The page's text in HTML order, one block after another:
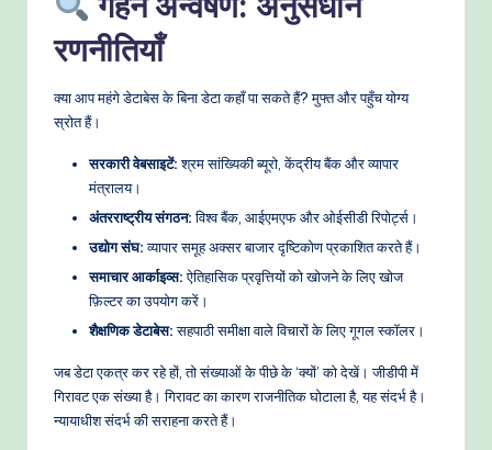
रणनीतियाँ
क्या आप महंगे डेटाबेस के बिना डेटा कहाँ पा सकते हैं? मुफ्त और पहुँच योग्य
स्रोत हैं।
सरकारी वेबसाइटें:श्रम सांख्यिकी ब्यूरो, केंद्रीय बैंक और व्यापार
मंत्रालय।
अंतरराष्ट्रीय संगठन:विश्व बैंक, आईएमएफ और ओईसीडी रिपोर्ट्स।
उद्योग संघ:व्यापार समूह अक्सर बाजार दृष्टिकोण प्रकाशित करते हैं।
समाचार आर्काइव्स:ऐतिहासिक प्रवृत्तियों को खोजने के लिए खोज
फ़िल्टर का उपयोग करें।
शैक्षणिक डेटाबेस:सहपाठी समीक्षा वाले विचारों के लिए गूगल स्कॉलर।
जब डेटा एकत्र कर रहे हों, तो संख्याओं के पीछे के ‘क्यों’ को देखें। जीडीपी में
गिरावट एक संख्या है। गिरावट का कारण राजनीतिक घोटाला है, यह संदर्भ है।
न्यायाधीश संदर्भ की सराहना करते हैं।